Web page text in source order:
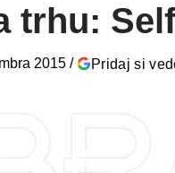
trhu:
2015 / Pridaj si